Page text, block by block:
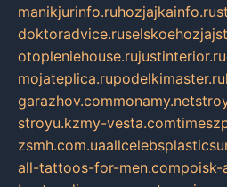
manikjurinfo.ruhozjajkainfo.ru
doktoradvice.ru
otopleniehouse.rujustinterior.ru
mojateplica.rupodelkimaster.ru
garazhov.commonamy.net
stroyu.kzmy-vesta.com
zsmh.com.ua
all-tattoos-for-men.compoisk-